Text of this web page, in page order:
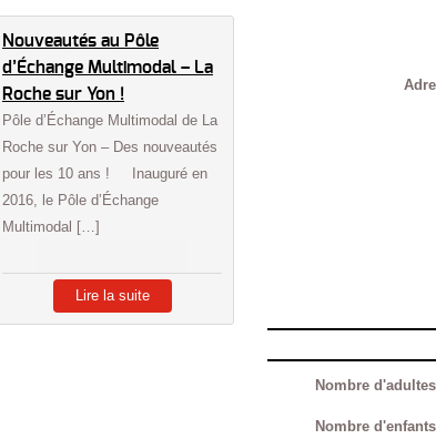
Nouveautés au Pôle
d’Échange Multimodal – La
Roche sur Yon !
Pôle d’Échange Multimodal de La
Roche sur Yon – Des nouveautés
pour les 10 ans ! Inauguré en
2016, le Pôle d’Échange
Multimodal […]
Lire la suite
Nombre d'adultes
Nombre d'enfants